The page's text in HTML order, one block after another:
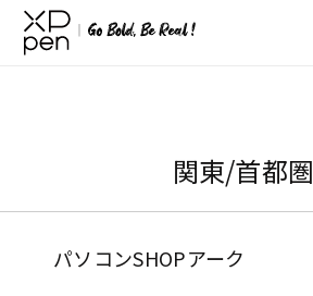
関東/首都圏
パソコンSHOPアーク